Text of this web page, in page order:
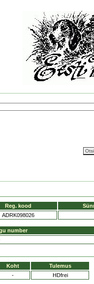
Reg. kood
ADRK098026
number
Koht
Tulemus
- HDfrei